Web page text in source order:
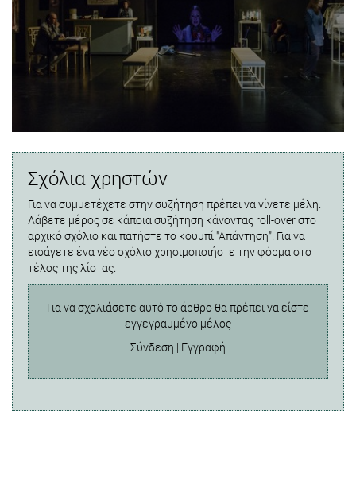
Σχόλια χρηστών
Για να συμμετέχετε στην συζήτηση πρέπει να γίνετε μέλη.
Λάβετε μέρος σε κάποια συζήτηση κάνοντας roll-over στο
αρχικό σχόλιο και πατήστε το κουμπί "Απάντηση". Για να
εισάγετε ένα νέο σχόλιο χρησιμοποιήστε την φόρμα στο
τέλος της λίστας.
Για να σχολιάσετε αυτό το άρθρο θα πρέπει να είστε
εγγεγραμμένο μέλος
Σύνδεση | Εγγραφή